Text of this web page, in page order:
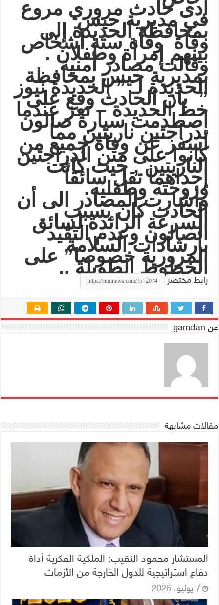
أدى حادث مروري مروع
في مديرية حيس
بمحافظة الحديدة إلى
وفاة وفاة ستة أشخاص
بينهم إمرأة وطفلان .
وقالت مصادر أمنية
بمديرية حيس بمحافظة
الحديدة لـ ” الحديدة نيوز
” بأن الحادث وقع على
خط الحديدة – تعز عندما
اصطدمت سيارة صالون
بدراجتين ناريتين مما
أسفر عن وفاة جميع من
كانوا على متن الدراجتين
الناريتين , حيث كانت
إحداهما تقل سائقاً
وزوجته وطفليه.
وأشارت المصادر الى أن
الحادث كان بسبب
السرعة الزائدة لسائق
الصالون وعدم التقيد
بأرشادات السلامة
المرورية خصوصا” على
الخطوط الطويلة ..
رابط مختصر
عن gamdan
مقالات مشابهة
المستشار محمود النقيب: الملكية الفكرية أداة
دفاع استراتيجية للدول الخارجة من الأزمات
7 يوليو، 2026